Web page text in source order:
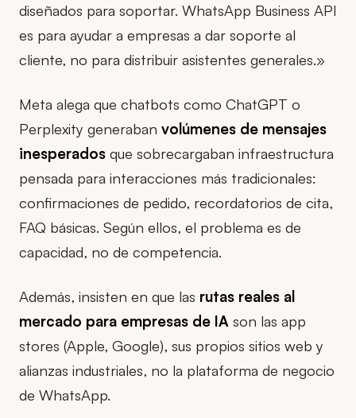
diseñados para soportar. WhatsApp Business API
es para ayudar a empresas a dar soporte al
cliente, no para distribuir asistentes generales.»
Meta alega que chatbots como ChatGPT o
Perplexity generaban volúmenes de mensajes
inesperados que sobrecargaban infraestructura
pensada para interacciones más tradicionales:
confirmaciones de pedido, recordatorios de cita,
FAQ básicas. Según ellos, el problema es de
capacidad, no de competencia.
Además, insisten en que las rutas reales al
mercado para empresas de IA son las app
stores (Apple, Google), sus propios sitios web y
alianzas industriales, no la plataforma de negocio
de WhatsApp.